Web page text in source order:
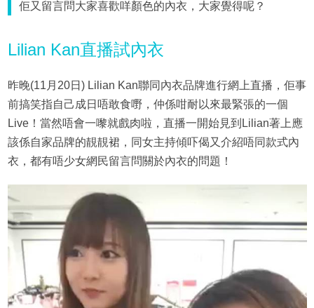
佢又留言問大家喜歡咩顏色的內衣，大家覺得呢？
Lilian Kan直播試內衣
昨晚(11月20日) Lilian Kan聯同內衣品牌進行網上直播，佢事
前搞笑指自己成日唔敢食嘢，仲係咁耐以來最緊張的一個
Live！當然唔會一嚟就戲肉啦，直播一開始見到Lilian著上應
該係自家品牌的靚靚裙，同女主持傾吓偈又介紹唔同款式內
衣，都有唔少女網民留言問關於內衣的問題！